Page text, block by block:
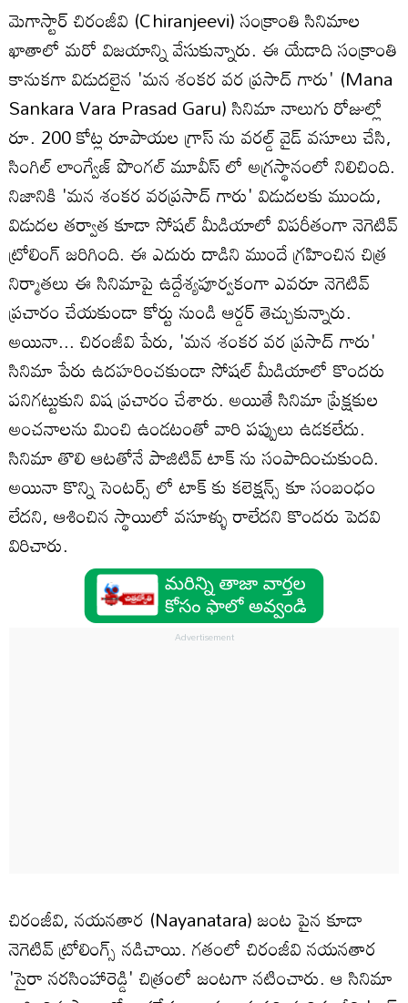
మెగాస్టార్ చిరంజీవి (Chiranjeevi) సంక్రాంతి సినిమాల
ఖాతాలో మరో విజయాన్ని వేసుకున్నారు. ఈ యేడాది సంక్రాంతి
కానుకగా విడుదలైన 'మన శంకర వర ప్రసాద్ గారు' (Mana
Sankara Vara Prasad Garu) సినిమా నాలుగు రోజుల్లో
రూ. 200 కోట్ల రూపాయల గ్రాస్ ను వరల్డ్ వైడ్ వసూలు చేసి,
సింగిల్ లాంగ్వేజ్ పొంగల్ మూవీస్ లో అగ్రస్థానంలో నిలిచింది.
నిజానికి 'మన శంకర వరప్రసాద్ గారు' విడుదలకు ముందు,
విడుదల తర్వాత కూడా సోషల్ మీడియాలో విపరీతంగా నెగెటివ్
ట్రోలింగ్ జరిగింది. ఈ ఎదురు దాడిని ముందే గ్రహించిన చిత్ర
నిర్మాతలు ఈ సినిమాపై ఉద్దేశ్యపూర్వకంగా ఎవరూ నెగెటివ్
ప్రచారం చేయకుండా కోర్టు నుండి ఆర్డర్ తెచ్చుకున్నారు.
అయినా... చిరంజీవి పేరు, 'మన శంకర వర ప్రసాద్ గారు'
సినిమా పేరు ఉదహరించకుండా సోషల్ మీడియాలో కొందరు
పనిగట్టుకుని విష ప్రచారం చేశారు. అయితే సినిమా ప్రేక్షకుల
అంచనాలను మించి ఉండటంతో వారి పప్పులు ఉడకలేదు.
సినిమా తొలి ఆటతోనే పాజిటివ్ టాక్ ను సంపాదించుకుంది.
అయినా కొన్ని సెంటర్స్ లో టాక్ కు కలెక్షన్స్ కూ సంబంధం
లేదని, ఆశించిన స్థాయిలో వసూళ్ళు రాలేదని కొందరు పెదవి
విరిచారు.
చిరంజీవి, నయనతార (Nayanatara) జంట పైన కూడా
నెగెటివ్ ట్రోలింగ్స్ నడిచాయి. గతంలో చిరంజీవి నయనతార
'సైరా నరసింహారెడ్డి' చిత్రంలో జంటగా నటించారు. ఆ సినిమా